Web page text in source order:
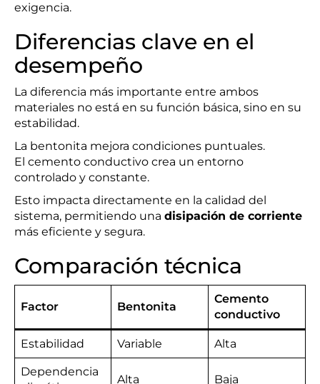
exigencia.
Diferencias clave en el
desempeño
La diferencia más importante entre ambos
materiales no está en su función básica, sino en su
estabilidad.
La bentonita mejora condiciones puntuales.
El cemento conductivo crea un entorno
controlado y constante.
Esto impacta directamente en la calidad del
sistema, permitiendo una disipación de corriente
más eficiente y segura.
Comparación técnica
Factor Bentonita
Cemento
conductivo
Estabilidad Variable Alta
Dependencia
Alta Baja